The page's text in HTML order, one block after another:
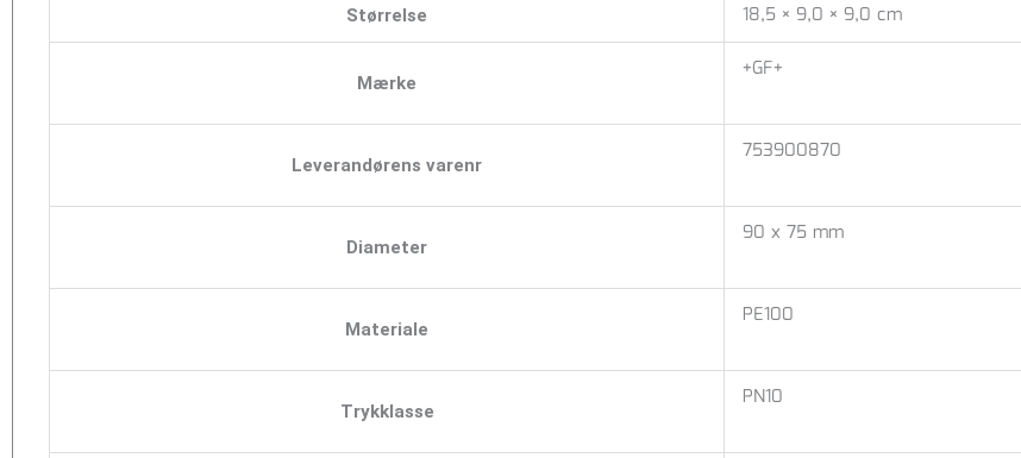
Størrelse 18,5 × 9,0 × 9,0 cm
Mærke +GF+
Leverandørens varenr 753900870
Diameter 90 x 75 mm
Materiale PE100
Trykklasse PN10